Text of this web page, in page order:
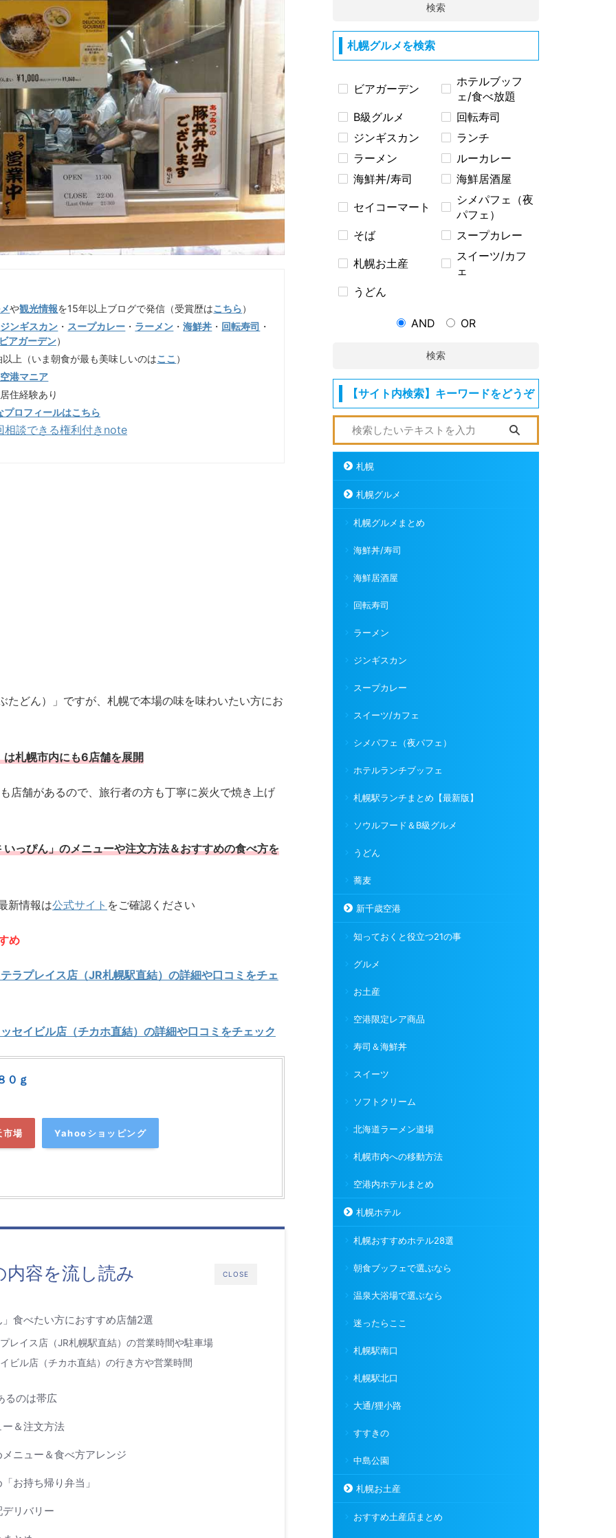
や観光情報を15年以上ブログで発信（受賞歴はこちら）
ジンギスカン ・ スープカレー ・ ラーメン ・海鮮丼 ・ 回転寿司 ・
アガーデン）
上（いま朝食が最も美味しいのはここ ）
港マニア
住経験あり
ロフィールはこちら
談できる権利付きnote
たどん）」ですが、札幌で本場の味を味わいたい方にお
札幌市内にも6店舗を展開
店舗があるので、旅行者の方も丁寧に炭火で焼き上げ
っぴん」のメニューや注文方法＆おすすめの食べ方を
新情報は公式サイト をご確認ください
め
プレイス店（JR札幌駅直結）の詳細や口コミをチェ
イビル店（チカホ直結）の詳細や口コミをチェック
０ｇ
市場 Yahooショッピング
CLOSE
内容を流し読み
食べたい方におすすめ店舗2選
レイス店（JR札幌駅直結）の営業時間や駐車場
ビル店（チカホ直結）の行き方や営業時間
るのは帯広
＆注文方法
ニュー＆食べ方アレンジ
お持ち帰り弁当」
リバリー
検索
札幌グルメを検索
ビアガーデン
ホテルブッフ
ェ/食べ放題
B級グルメ
回転寿司
ジンギスカン
ランチ
ラーメン
ルーカレー
海鮮丼/寿司
海鮮居酒屋
セイコーマート
シメパフェ（夜
パフェ）
そば
スープカレー
札幌お土産
スイーツ/カフ
ェ
うどん
AND OR
検索
【サイト内検索】キーワードをどうぞ
札幌
札幌グルメ
札幌グルメまとめ
海鮮丼/寿司
海鮮居酒屋
回転寿司
ラーメン
ジンギスカン
スープカレー
スイーツ/カフェ
シメパフェ（夜パフェ）
ホテルランチブッフェ
札幌駅ランチまとめ【最新版】
ソウルフード＆B級グルメ
うどん
蕎麦
新千歳空港
知っておくと役立つ21の事
グルメ
お土産
空港限定レア商品
寿司＆海鮮丼
スイーツ
ソフトクリーム
北海道ラーメン道場
札幌市内への移動方法
空港内ホテルまとめ
札幌ホテル
札幌おすすめホテル28選
朝食ブッフェで選ぶなら
温泉大浴場で選ぶなら
迷ったらここ
札幌駅南口
札幌駅北口
大通/狸小路
すすきの
中島公園
札幌お土産
おすすめ土産店まとめ